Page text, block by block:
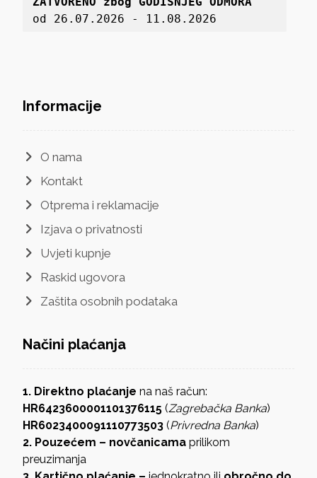
od 26.07.2026 - 11.08.2026
Informacije
O nama
Kontakt
Otprema i reklamacije
Izjava o privatnosti
Uvjeti kupnje
Raskid ugovora
Zaštita osobnih podataka
Načini plaćanja
1. Direktno plaćanje na naš račun:
HR6423600001101376115(Zagrebačka Banka)
HR6023400091110773503(Privredna Banka)
2. Pouzećem – novčanicamaprilikom
preuzimanja